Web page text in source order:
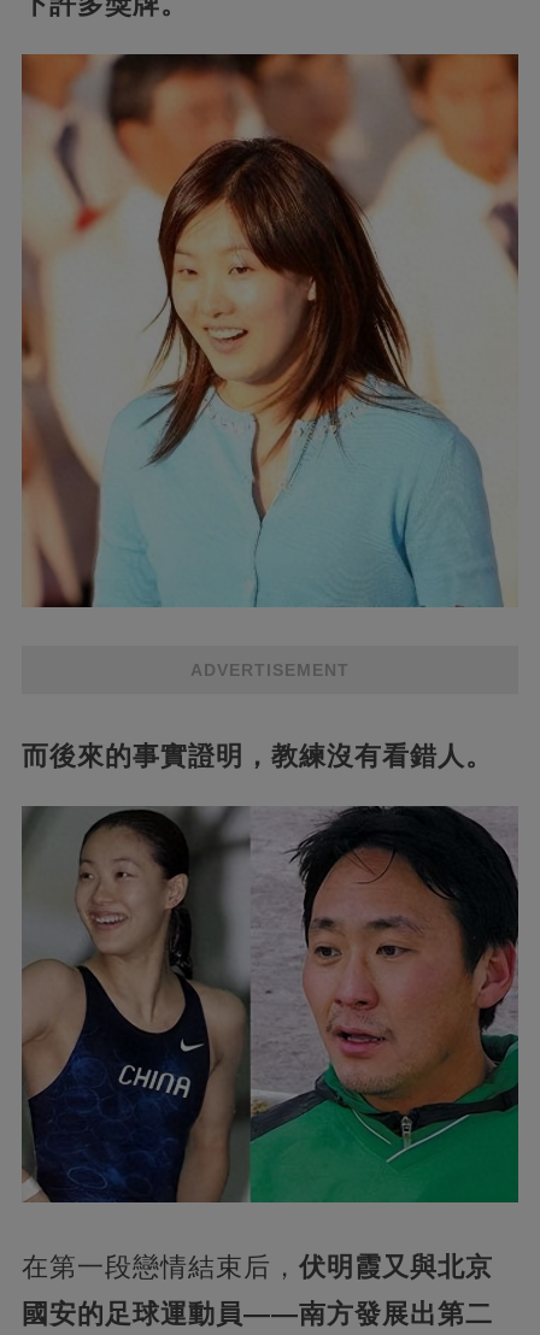
ADVERTISEMENT
而後來的事實證明，教練沒有看錯人。
在第一段戀情結束后， 伏明霞又與北京
國安的足球運動員——南方發展出第二